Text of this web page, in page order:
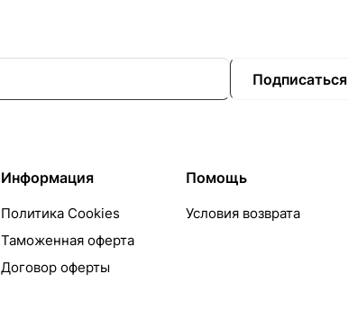
Подписаться
Информация
Политика Cookies
Таможенная оферта
Договор оферты
Помощь
Условия возврата